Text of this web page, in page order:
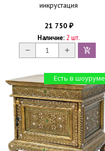
инкрустация
21 750 ₽
Наличие: 2 шт.
Есть в шоуруме